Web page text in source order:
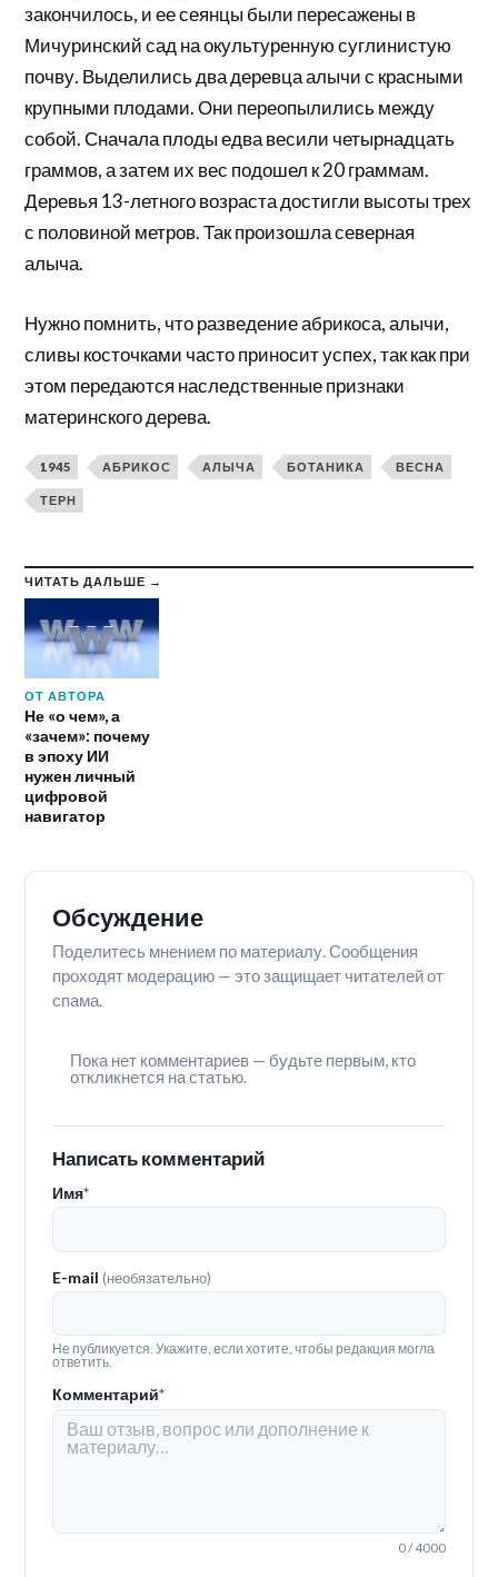
закончилось, и ее сеянцы были пересажены в
Мичуринский сад на окультуренную суглинистую
почву. Выделились два деревца алычи с красными
крупными плодами. Они переопылились между
собой. Сначала плоды едва весили четырнадцать
граммов, а затем их вес подошел к 20 граммам.
Деревья 13-летного возраста достигли высоты трех
с половиной метров. Так произошла северная
алыча.
Нужно помнить, что разведение абрикоса, алычи,
сливы косточками часто приносит успех, так как при
этом передаются наследственные признаки
материнского дерева.
1945 АБРИКОС АЛЫЧА БОТАНИКА ВЕСНА
ТЕРН
ЧИТАТЬ ДАЛЬШЕ →
ОТ АВТОРА
Не «о чем», а
«зачем»: почему
в эпоху ИИ
нужен личный
цифровой
навигатор
Обсуждение
Поделитесь мнением по материалу. Сообщения
проходят модерацию — это защищает читателей от
спама.
Пока нет комментариев — будьте первым, кто
откликнется на статью.
Написать комментарий
Имя*
E-mail(необязательно)
Не публикуется. Укажите, если хотите, чтобы редакция могла
ответить.
Комментарий*
0 / 4000